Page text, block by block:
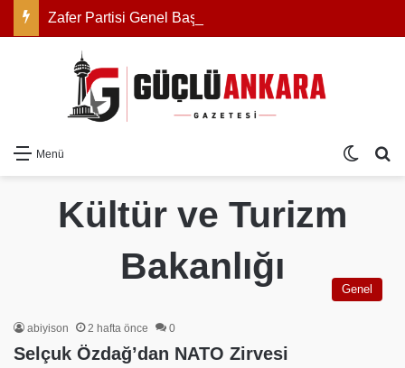
Menü Dış
Kültür ve Turizm
Bakanlığı
Genel
abiyison 2 hafta önce 0
Selçuk Özdağ’dan NATO Zirvesi